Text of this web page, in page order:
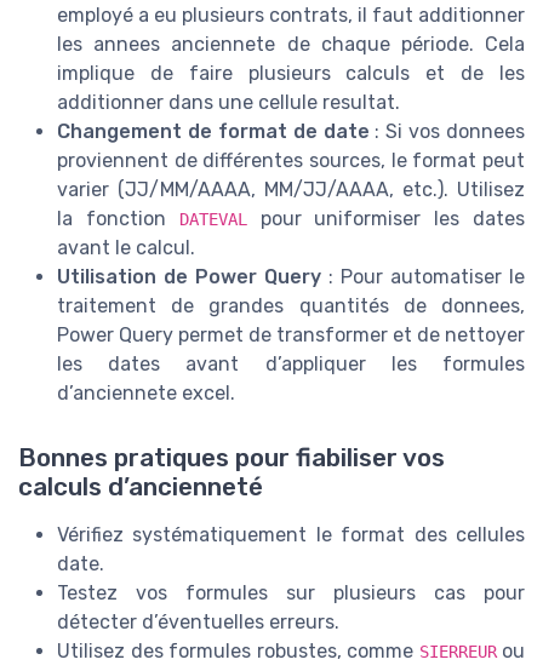
employé a eu plusieurs contrats, il faut additionner
les annees anciennete de chaque période. Cela
implique de faire plusieurs calculs et de les
additionner dans une cellule resultat.
Changement de format de date : Si vos donnees
proviennent de différentes sources, le format peut
varier (JJ/MM/AAAA, MM/JJ/AAAA, etc.). Utilisez
la fonction
DATEVAL pour uniformiser les dates
avant le calcul.
Utilisation de Power Query : Pour automatiser le
traitement de grandes quantités de donnees,
Power Query permet de transformer et de nettoyer
les dates avant d’appliquer les formules
d’anciennete excel.
Bonnes pratiques pour fiabiliser vos
calculs d’ancienneté
Vérifiez systématiquement le format des cellules
date.
Testez vos formules sur plusieurs cas pour
détecter d’éventuelles erreurs.
Utilisez des formules robustes, comme SIERREURou